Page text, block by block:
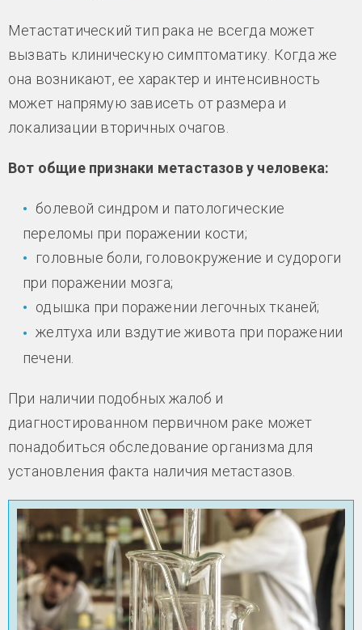
Метастатический тип рака не всегда может
вызвать клиническую симптоматику. Когда же
она возникают, ее характер и интенсивность
может напрямую зависеть от размера и
локализации вторичных очагов.
Вот общие признаки метастазов у человека:
болевой синдром и патологические
переломы при поражении кости;
головные боли, головокружение и судороги
при поражении мозга;
одышка при поражении легочных тканей;
желтуха или вздутие живота при поражении
печени.
При наличии подобных жалоб и
диагностированном первичном раке может
понадобиться обследование организма для
установления факта наличия метастазов.